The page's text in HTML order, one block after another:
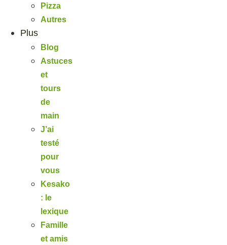
Pizza
Autres
Plus
Blog
Astuces
et
tours
de
main
J’ai
testé
pour
vous
Kesako
: le
lexique
Famille
et amis